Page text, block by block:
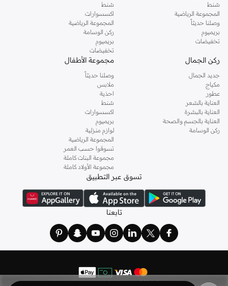
شنط
المجموعة الرياضية
وصلنا حديثاً
بريميوم
تخفيضات
شنط
اكسسوارات
المجموعة الرياضية
ركن الوسامة
بريميوم
تخفيضات
ركن الجمال
جديد الجمال
مكياج
عطور
العناية بالشعر
العناية بالبشرة
العناية بالجسم والصحة
ركن الوسامة
مجموعة الأطفال
وصلنا حديثاً
ملابس
احذية
شنط
اكسسوارات
بريميوم
لوازم منزلية
المجموعة الرياضية
تسوقوا حسب العمر
مجموعة البنات كاملة
مجموعة الأولاد كاملة
تسوق عبر التطبيق
تابعنا
© 2026 نمشي. كل الحقوق محفوظة